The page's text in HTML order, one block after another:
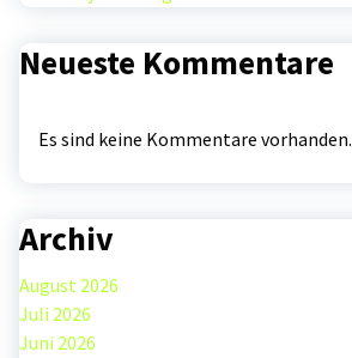
Neueste Kommentare
Es sind keine Kommentare vorhanden.
Archiv
August 2026
Juli 2026
Juni 2026